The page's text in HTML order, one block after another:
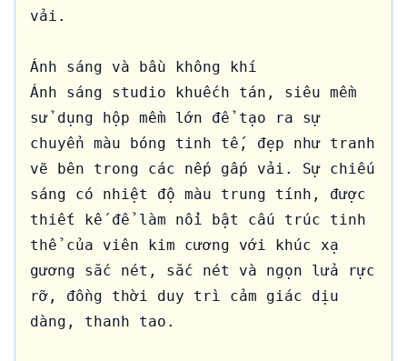
vải.
Ánh sáng và bầu không khí
Ánh sáng studio khuếch tán, siêu mềm
sử dụng hộp mềm lớn để tạo ra sự
chuyển màu bóng tinh tế, đẹp như tranh
vẽ bên trong các nếp gấp vải. Sự chiếu
sáng có nhiệt độ màu trung tính, được
thiết kế để làm nổi bật cấu trúc tinh
thể của viên kim cương với khúc xạ
gương sắc nét, sắc nét và ngọn lửa rực
rỡ, đồng thời duy trì cảm giác dịu
dàng, thanh tao.